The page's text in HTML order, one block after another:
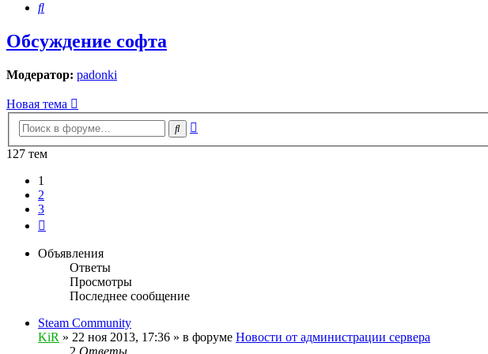
Поиск
Обсуждение софта
Модератор: padonki
Новая тема
Поиск
127 тем
1
2
3
Объявления
Ответы
Просмотры
Последнее сообщение
Steam Community
KiR » 22 ноя 2013, 17:36 » в форуме Новости от администрации сервера
2 Ответы